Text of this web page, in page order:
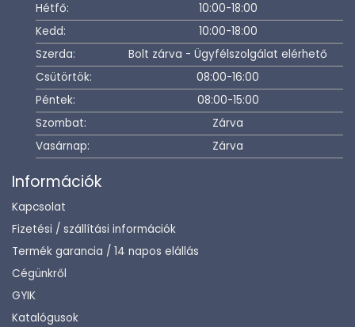
Hétfő:
10:00-18:00
Kedd:
10:00-18:00
Szerda:
Bolt zárva - Ügyfélszolgálat elérhető
Csütörtök:
08:00-16:00
Péntek:
08:00-15:00
Szombat:
Zárva
Vasárnap:
Zárva
Információk
Kapcsolat
Fizetési / szállítási információk
Termék garancia / 14 napos elállás
Cégünkről
GYIK
Katalógusok